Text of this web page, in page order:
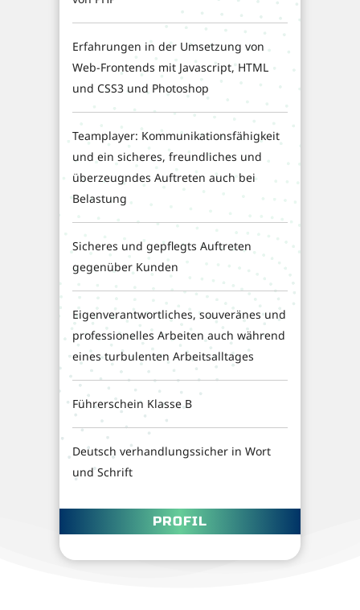
Erfahrungen in der Umsetzung von
Web-Frontends mit Javascript, HTML
und CSS3 und Photoshop
Teamplayer: Kommunikationsfähigkeit
und ein sicheres, freundliches und
überzeugndes Auftreten auch bei
Belastung
Sicheres und gepflegts Auftreten
gegenüber Kunden
Eigenverantwortliches, souveränes und
professionelles Arbeiten auch während
eines turbulenten Arbeitsalltages
Führerschein Klasse B
Deutsch verhandlungssicher in Wort
und Schrift
PROFIL